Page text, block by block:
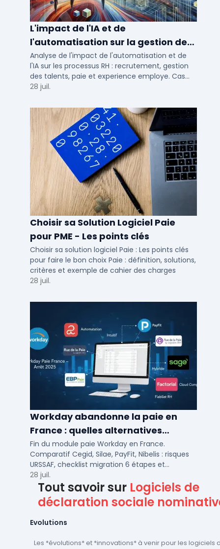
L'impact de l'IA et de
l'automatisation sur la gestion des
talents RH
Analyse de l'impact de l'automatisation et de
l'IA sur les processus RH : recrutement, gestion
des talents, paie et experience employe. Cas
concrets pour TPE, PME et ETI en 2026.
28 juil.
Choisir sa Solution Logiciel Paie
pour PME - Les points clés
Choisir sa solution logiciel Paie : Les points clés
pour faire le bon choix Paie : définition, solutions,
critères et exemple de cahier des charges
28 juil.
Workday abandonne la paie en
France : quelles alternatives
logicielles pour 2026 ?
Fin du module paie Workday en France.
Comparatif Cegid, Silae, PayFit, Nibelis : risques
URSSAF, checklist migration 6 étapes et
calendrier 2026 pour PME/ETI.
28 juil.
Tout savoir sur Logiciels de
déclaration sociale
Evolutions
Les *évolutions* et *innovations* à venir pour les logiciels